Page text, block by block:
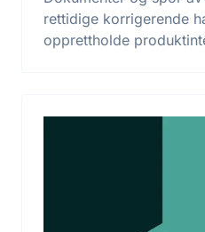
rettidige korrigerende
opprettholde